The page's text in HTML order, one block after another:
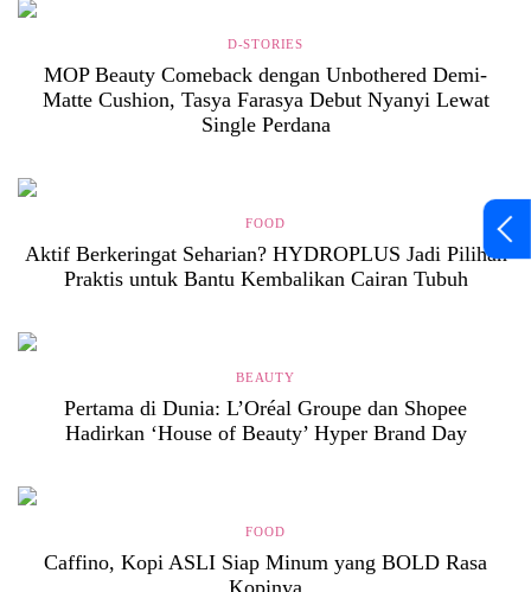
D-STORIES
MOP Beauty Comeback dengan Unbothered Demi-
Matte Cushion, Tasya Farasya Debut Nyanyi Lewat
Single Perdana
FOOD
Aktif Berkeringat Seharian? HYDROPLUS Jadi Pilihan
Praktis untuk Bantu Kembalikan Cairan Tubuh
BEAUTY
Pertama di Dunia: L’Oréal Groupe dan Shopee
Hadirkan ‘House of Beauty’ Hyper Brand Day
FOOD
Caffino, Kopi ASLI Siap Minum yang BOLD Rasa
Kopinya